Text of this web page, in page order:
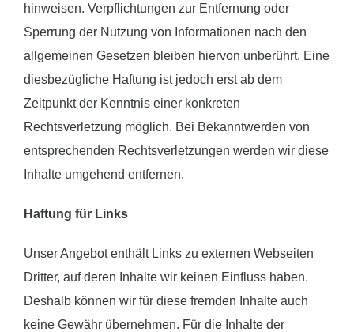
hinweisen. Verpflichtungen zur Entfernung oder
Sperrung der Nutzung von Informationen nach den
allgemeinen Gesetzen bleiben hiervon unberührt. Eine
diesbezügliche Haftung ist jedoch erst ab dem
Zeitpunkt der Kenntnis einer konkreten
Rechtsverletzung möglich. Bei Bekanntwerden von
entsprechenden Rechtsverletzungen werden wir diese
Inhalte umgehend entfernen.
Haftung für Links
Unser Angebot enthält Links zu externen Webseiten
Dritter, auf deren Inhalte wir keinen Einfluss haben.
Deshalb können wir für diese fremden Inhalte auch
keine Gewähr übernehmen. Für die Inhalte der